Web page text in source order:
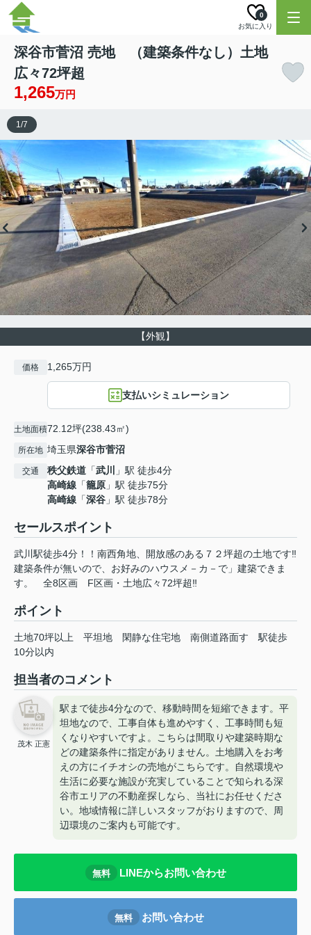
お気に入り
0
深谷市菅沼 売地 （建築条件なし）土地
広々72坪超
1,265万円
【外観】
1/7
価格 1,265万円
支払いシミュレーション
土地面積72.12坪(238.43㎡)
所在地 埼玉県深谷市菅沼
交通 秩父鉄道 「武川
」駅 徒歩4分
高崎線 「籠原 」駅 徒歩75分
高崎線 「深谷 」駅 徒歩78分
セールスポイント
武川駅徒歩4分！！南西角地、開放感のある７２坪超の土地です‼
建築条件が無いので、お好みのハウスメ－カ－で」建築できま
す。 全8区画 F区画・土地広々72坪超‼
ポイント
土地70坪以上 平坦地 閑静な住宅地 南側道路面す
駅徒歩
10分以内
担当者のコメント
茂木 正憲
駅まで徒歩4分なので、移動時間を短縮できます。平
坦地なので、工事自体も進めやすく、工事時間も短
くなりやすいですよ。こちらは間取りや建築時期な
どの建築条件に指定がありません。土地購入をお考
えの方にイチオシの売地がこちらです。自然環境や
生活に必要な施設が充実していることで知られる深
谷市エリアの不動産探しなら、当社にお任せくださ
い。地域情報に詳しいスタッフがおりますので、周
辺環境のご案内も可能です。
無料 LINEからお問い合わせ
無料 お問い合わせ